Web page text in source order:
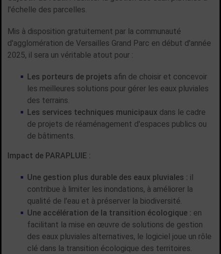
l'échelle des parcelles.
Mis à disposition gratuitement par la communauté
d'agglomération de Versailles Grand Parc en début d'année
2025, il sera un véritable atout pour :
Les porteurs de projets afin de choisir et concevoir
les meilleures solutions pour gérer les eaux pluviales
des terrains.
Les services techniques municipaux dans le cadre
de projets de réaménagement d'espaces publics ou
de bâtiments.
Impact de PARAPLUIE :
Une gestion plus durable des eaux pluviales : il
contribue à limiter les inondations, à améliorer la
qualité de l'eau et à préserver la biodiversité.
Une accélération de la transition écologique : en
facilitant la mise en œuvre de solutions de gestion
des eaux pluviales alternatives, le logiciel joue un rôle
clé dans la transition écologique des territoires.